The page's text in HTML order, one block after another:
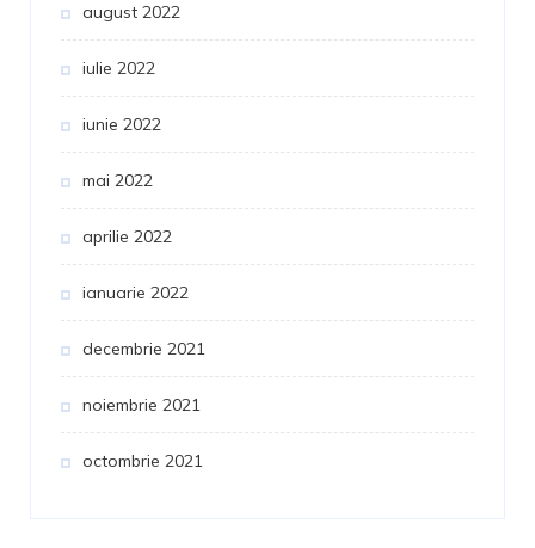
august 2022
iulie 2022
iunie 2022
mai 2022
aprilie 2022
ianuarie 2022
decembrie 2021
noiembrie 2021
octombrie 2021